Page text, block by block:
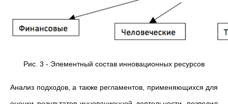
Рис. 3 - Элементный состав инновационных ресурсов
Анализ подходов, а также регламентов, применяющихся для